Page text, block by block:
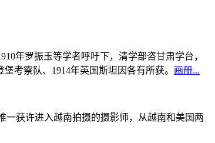
年罗振玉等学者呼吁下，清学部咨甘肃学台，
考察队、1914年英国斯坦因各有所获。 画册...
一获许进入越南拍摄的摄影师，从越南和美国两